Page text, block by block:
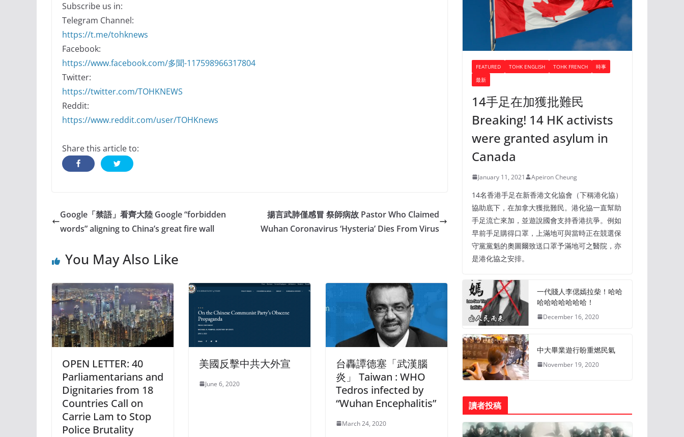
Subscribe us in:
Telegram Channel:
https://t.me/tohknews
Facebook:
https://www.facebook.com/多聞-117598966317804
Twitter:
https://twitter.com/TOHKNEWS
Reddit:
https://www.reddit.com/user/TOHKnews
Share this article to:
Google「禁語」看齊大陸 Google “forbidden
words” aligning to China’s great fire wall
揚言武肺僅感冒 祭師病故 Pastor Who Claimed
Wuhan Coronavirus ‘Hysteria’ Dies From Virus
You May Also Like
OPEN LETTER: 40
Parliamentarians and
Dignitaries from 18
Countries Call on
Carrie Lam to Stop
Police Brutality
美國反擊中共大外宣
June 6, 2020
台轟譚德塞「武漢腦
炎」 Taiwan : WHO
Tedros infected by
“Wuhan Encephalitis”
March 24, 2020
FEATURED TOHK ENGLISH TOHK FRENCH
時事
最新
14手足在加獲批難民
Breaking! 14 HK activists
were granted asylum in
Canada
January 11, 2021 Apeiron Cheung
14名香港手足在新香港文化協會（下稱港化協）
協助底下，在加拿大獲批難民。港化協一直幫助
手足流亡來加，並遊說國會支持香港抗爭。例如
早前手足購得口罩，上滿地可與當時正在競選保
守黨黨魁的奧圖爾致送口罩予滿地可之醫院，亦
是港化協之安排。
一代賤人李偲嫣拉柴！哈哈
哈哈哈哈哈哈哈！
December 16, 2020
中大畢業遊行盼重燃民氣
November 19, 2020
讀者投稿